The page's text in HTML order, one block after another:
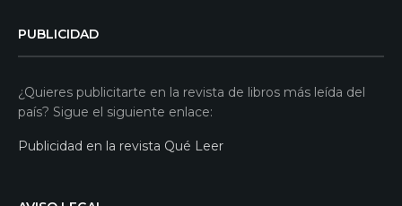
PUBLICIDAD
¿Quieres publicitarte en la revista de libros más leída del
país? Sigue el siguiente enlace:
Publicidad en la revista Qué Leer